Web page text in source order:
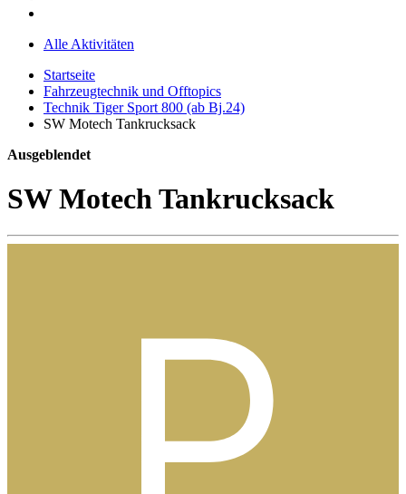
Alle Aktivitäten
Startseite
Fahrzeugtechnik und Offtopics
Technik Tiger Sport 800 (ab Bj.24)
SW Motech Tankrucksack
Ausgeblendet
SW Motech Tankrucksack